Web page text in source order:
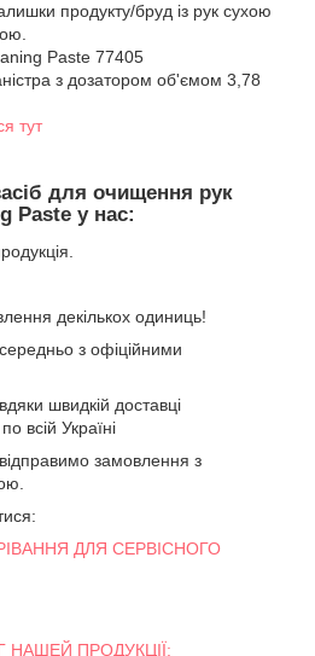
продукту/бруд із рук сухою
Paste 77405
з дозатором об'ємом 3,78
тут
для очищення рук
Paste у нас:
декількох одиниць!
з офіційними
швидкій доставці
всій Україні
замовлення з
ДЛЯ СЕРВІСНОГО
НАШЕЙ ПРОДУКЦІЇ: